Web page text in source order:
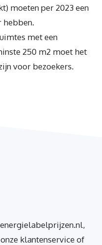
moeten per 2023 een
met een
250 m2 moet het
voor bezoekers.
klantenservice of